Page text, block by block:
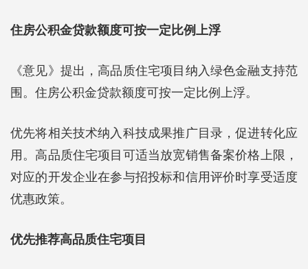
住房公积金贷款额度可按一定比例上浮
《意见》提出，高品质住宅项目纳入绿色金融支持范
围。住房公积金贷款额度可按一定比例上浮。
优先将相关技术纳入科技成果推广目录，促进转化应
用。高品质住宅项目可适当放宽销售备案价格上限，
对应的开发企业在参与招投标和信用评价时享受适度
优惠政策。
优先推荐高品质住宅项目